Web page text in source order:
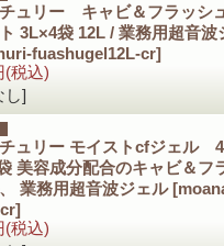
ュリー キャビ＆フラッシ
3L×4袋 12L / 業務用超音波
fuashugel12L-cr]
(税込)
し]
ュリー モイストcfジェル 4
美容成分配合のキャビ＆フ
業務用超音波ジェル
(税込)